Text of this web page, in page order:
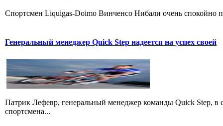
Cпортсмен Liquigas-Doimo Винченсо Нибали очень спокойно
Генеральный менеджер Quick Step надеется на успех своей
Патрик Лефевр, генеральный менеджер команды Quick Step, в
спортсмена...